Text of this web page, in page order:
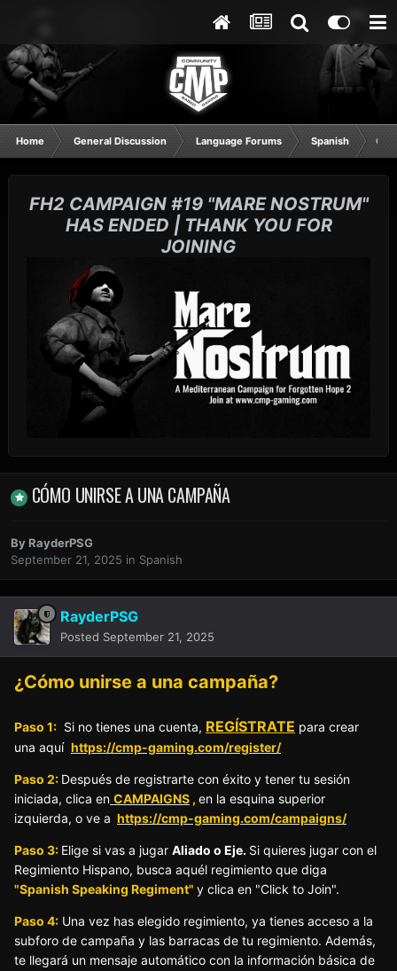
Home General Discussion Language Forums Spanish
FH2 CAMPAIGN #19 "MARE NOSTRUM"
HAS ENDED | THANK YOU FOR
JOINING
CÓMO UNIRSE A UNA CAMPAÑA
ByRayderPSG
September 21, 2025 in Spanish
RayderPSG
Posted September 21, 2025
¿Cómo unirse a una campaña?
Paso 1: Si no tienes una cuenta, REGÍSTRATE para crear
una aquí https://cmp-gaming.com/register/
Paso 2: Después de registrarte con éxito y tener tu sesión
iniciada, clica en CAMPAIGNS , en la esquina superior
izquierda, o ve a https://cmp-gaming.com/campaigns/
Paso 3: Elige si vas a jugar Aliado o Eje. Si quieres jugar con el
Regimiento Hispano, busca aquél regimiento que diga
"Spanish Speaking Regiment" y clica en "Click to Join".
Paso 4: Una vez has elegido regimiento, ya tienes acceso a la
subforo de campaña y las barracas de tu regimiento. Además,
te llegará un mensaje automático con la información básica de